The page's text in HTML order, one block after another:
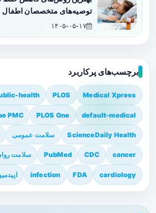
توصیه‌های متخصصان اطفال
۱۴۰۵-۰۵-۱۷
برچسب‌های پرکاربرد
Medical Xpress
PLOS
health
default-medical
PLOS One
PMC
ScienceDaily Health سلامت عمومی
cancer
CDC
PubMed سلامت
cardiology
FDA
infection